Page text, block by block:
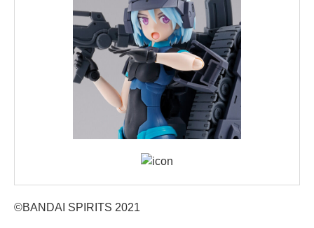
©BANDAI SPIRITS 2021